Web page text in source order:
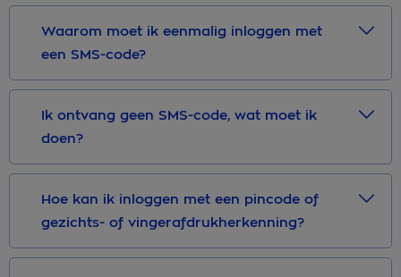
Waarom moet ik eenmalig inloggen met
een SMS-code?
Ik ontvang geen SMS-code, wat moet ik
doen?
Hoe kan ik inloggen met een pincode of
gezichts- of vingerafdrukherkenning?